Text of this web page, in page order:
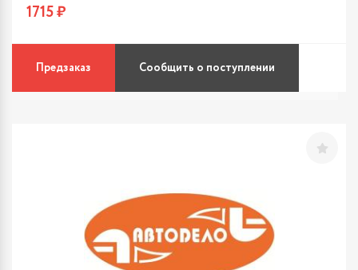
1715 ₽
Предзаказ Сообщить о поступлении